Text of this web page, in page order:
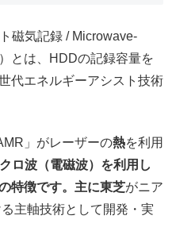
磁気記録 / Microwave-
とは、HDDの記録容量を
代エネルギーアシスト技術
」がレーザーの熱を利用
ロ波（電磁波）を利用し
特徴です。主に東芝がニア
主軸技術として開発・実